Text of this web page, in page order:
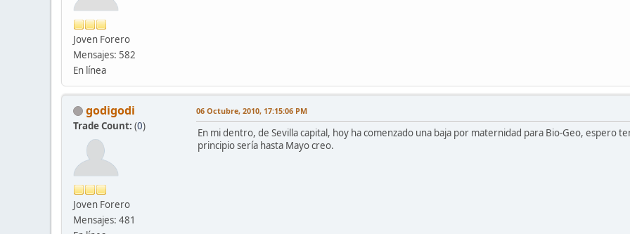
Joven Forero
Mensajes: 582
En línea
godigodi
Trade Count: (0)
Joven Forero
Mensajes: 481
06 Octubre, 2010, 17:15:06 PM
En mi dentro, de Sevilla capital, hoy ha comenzado una baja por maternidad para Bio-Geo, espero
principio sería hasta Mayo creo.